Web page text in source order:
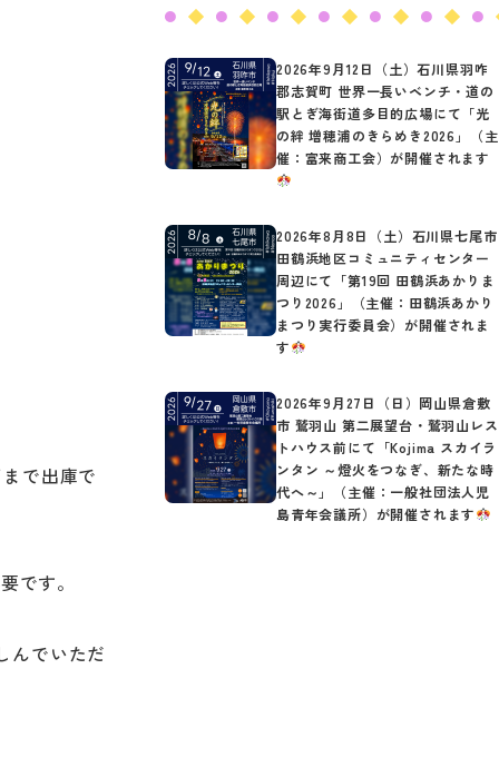
で出庫で
です。
んでいただ
2026年9月12日（土）石川県羽咋
郡志賀町 世界一長いベンチ・道の
駅とぎ海街道多目的広場にて「光
の絆 増穂浦のきらめき2026」（主
催：富来商工会）が開催されます
2026年8月8日（土）石川県七尾市
田鶴浜地区コミュニティセンター
周辺にて「第19回 田鶴浜あかりま
つり2026」（主催：田鶴浜あかり
まつり実行委員会）が開催されま
す
2026年9月27日（日）岡山県倉敷
市 鷲羽山 第二展望台・鷲羽山レス
トハウス前にて「Kojima スカイラ
ンタン ～燈火をつなぎ、新たな時
代へ～」（主催：一般社団法人児
島青年会議所）が開催されます